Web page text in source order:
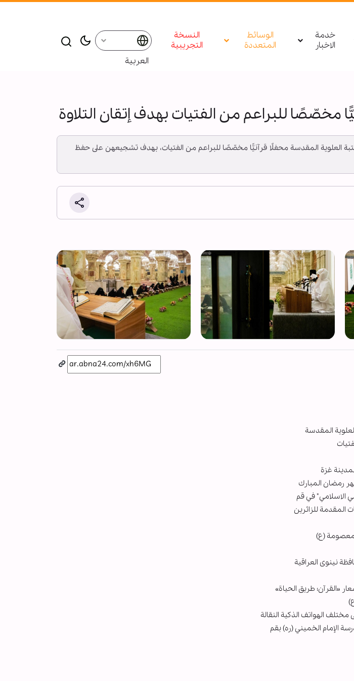
خدمة
الاخبار
الوسائط
المتعددة
النسخة
التجريبية
العربية
مخصّصًا للبراعم من الفتيات بهدف إتقان التلاوة
للعتبة العلوية المقدسة محفلًا قرآنيًّا مخصّصًا للبراعم من الفتيات، بهدف تشجيعهن على حفظ
المقدسة
غزة
رمضان المبارك
الاسلامي" في قم
المقدمة للزائرين
(ع)
نينوى العراقية
«القرآن؛ طريق الحياة»
الهواتف الذكية النقالة
الإمام الخميني (ره) بقم